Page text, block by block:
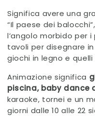
Significa avere una
“Il paese dei
l’angolo morbido per
tavoli per disegnare
giochi in legno e
Animazione significa
piscina, baby dance
karaoke, tornei e un
giorni dalle 10 alle 22